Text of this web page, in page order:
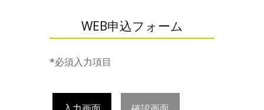
WEB申込フォーム
*必須入力項目